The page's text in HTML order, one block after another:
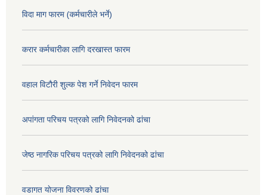
विदा माग फारम (कर्मचारीले भर्ने)
करार कर्मचारीका लागि दरखास्त फारम
वहाल विटौरी शुल्क पेश गर्ने निवेदन फारम
अपांगता परिचय पत्रको लागि निवेदनको ढांचा
जेष्ठ नागरिक परिचय पत्रको लागि निवेदनको ढांचा
वडागत योजना विवरणको ढांचा